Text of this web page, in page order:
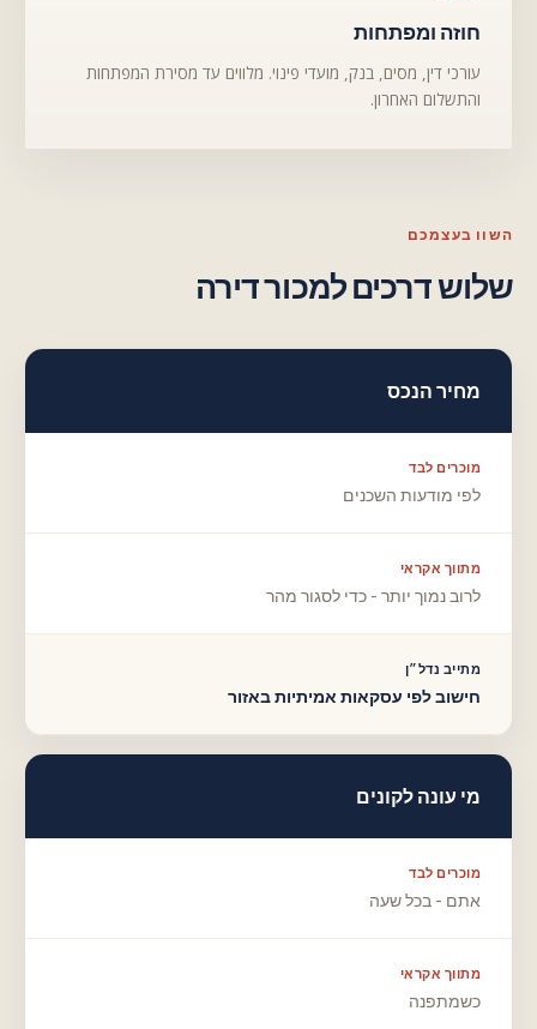
חוזה ומפתחות
עורכי דין, מסים, בנק, מועדי פינוי. מלווים עד מסירת המפתחות
והתשלום האחרון.
השוו בעצמכם
שלוש דרכים למכור דירה
מחיר הנכס
מוכרים לבד
לפי מודעות השכנים
מתווך אקראי
לרוב נמוך יותר - כדי לסגור מהר
מתייב נדל״ן
חישוב לפי עסקאות אמיתיות באזור
מי עונה לקונים
מוכרים לבד
אתם - בכל שעה
מתווך אקראי
כשמתפנה